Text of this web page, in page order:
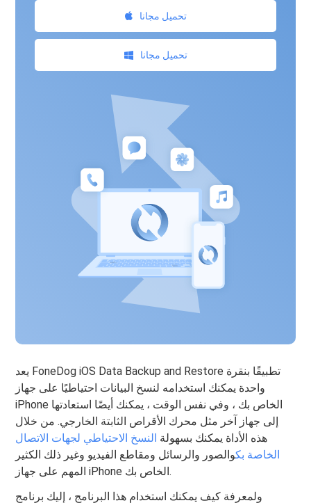
تحميل مجانا
تحميل مجانا
يعد FoneDog iOS Data Backup and Restore تطبيقًا بنقرة
واحدة يمكنك استخدامه لنسخ البيانات احتياطيًا على جهاز
iPhone الخاص بك ، وفي نفس الوقت ، يمكنك أيضًا استعادتها
إلى جهاز آخر مثل محرك الأقراص الثابتة الخارجي. من خلال
هذه الأداة يمكنك بسهولة النسخ الاحتياطي لجهات الاتصال
الخاصة بكوالصور والرسائل ومقاطع الفيديو وغير ذلك الكثير
المهم على جهاز iPhone الخاص بك.
ولمعرفة كيف يمكنك استخدام هذا البرنامج ، إليك برنامج